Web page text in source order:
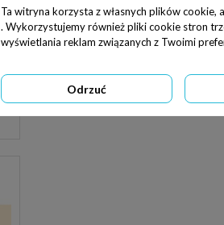
Ta witryna korzysta z własnych plików cookie,
. Wykorzystujemy również pliki cookie stron
wyświetlania reklam związanych z Twoimi
Odrzuć